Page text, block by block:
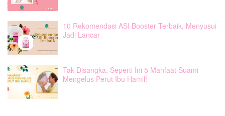
10 Rekomendasi ASI Booster Terbaik, Menyusui
Jadi Lancar
Tak Disangka, Seperti Ini 5 Manfaat Suami
Mengelus Perut Ibu Hamil!